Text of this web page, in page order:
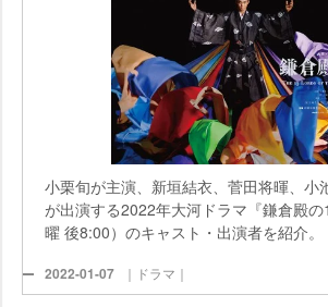
小栗旬が主演、新垣結衣、菅田将暉、小
が出演する2022年大河ドラマ『鎌倉殿
曜 後8:00）のキャスト・出演者を紹介。
2022-01-07 ｜ドラマ｜